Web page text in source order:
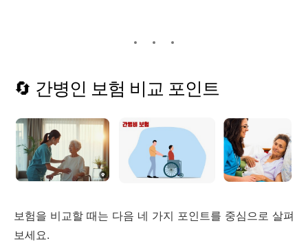
🔄 간병인 보험 비교 포인트
보험을 비교할 때는 다음 네 가지 포인트를 중심으로 살펴
보세요.